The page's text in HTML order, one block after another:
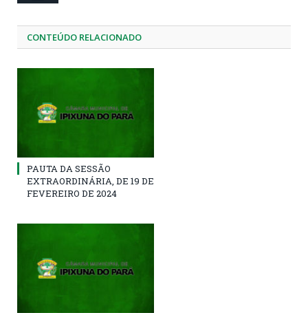
CONTEÚDO RELACIONADO
PAUTA DA SESSÃO
EXTRAORDINÁRIA, DE 19 DE
FEVEREIRO DE 2024